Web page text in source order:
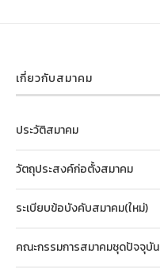
เกี่ยวกับสมาคม
ประวัติสมาคม
วัตถุประสงค์ก่อตั้งสมาคม
ระเบียบข้อบังคับสมาคม(ใหม่)
คณะกรรมการสมาคมชุดปัจจุบัน